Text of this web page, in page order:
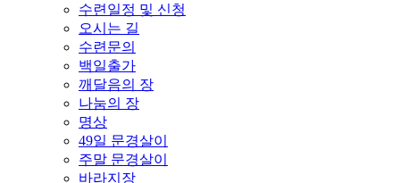
수련일정 및 신청
오시는 길
수련문의
백일출가
깨달음의 장
나눔의 장
명상
49일 문경살이
주말 문경살이
바라지장